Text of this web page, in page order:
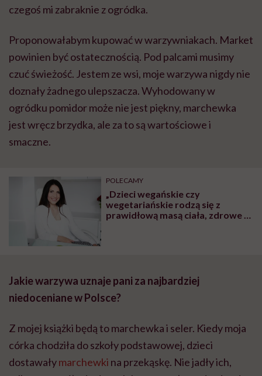
czegoś mi zabraknie z ogródka.
Proponowałabym kupować w warzywniakach. Market
powinien być ostatecznością. Pod palcami musimy
czuć świeżość. Jestem ze wsi, moje warzywa nigdy nie
doznały żadnego ulepszacza. Wyhodowany w
ogródku pomidor może nie jest piękny, marchewka
jest wręcz brzydka, ale za to są wartościowe i
smaczne.
POLECAMY
„Dzieci wegańskie czy
wegetariańskie rodzą się z
prawidłową masą ciała, zdrowe i
Jakie warzywa uznaje pani za najbardziej
niedoceniane w Polsce?
Z mojej książki będą to marchewka i seler. Kiedy moja
córka chodziła do szkoły podstawowej, dzieci
dostawałymarchewki na przekąskę. Nie jadły ich,